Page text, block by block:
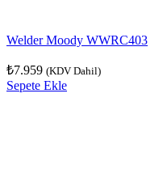
Welder Moody WWRC403
₺7.959 (KDV Dahil)
Sepete Ekle